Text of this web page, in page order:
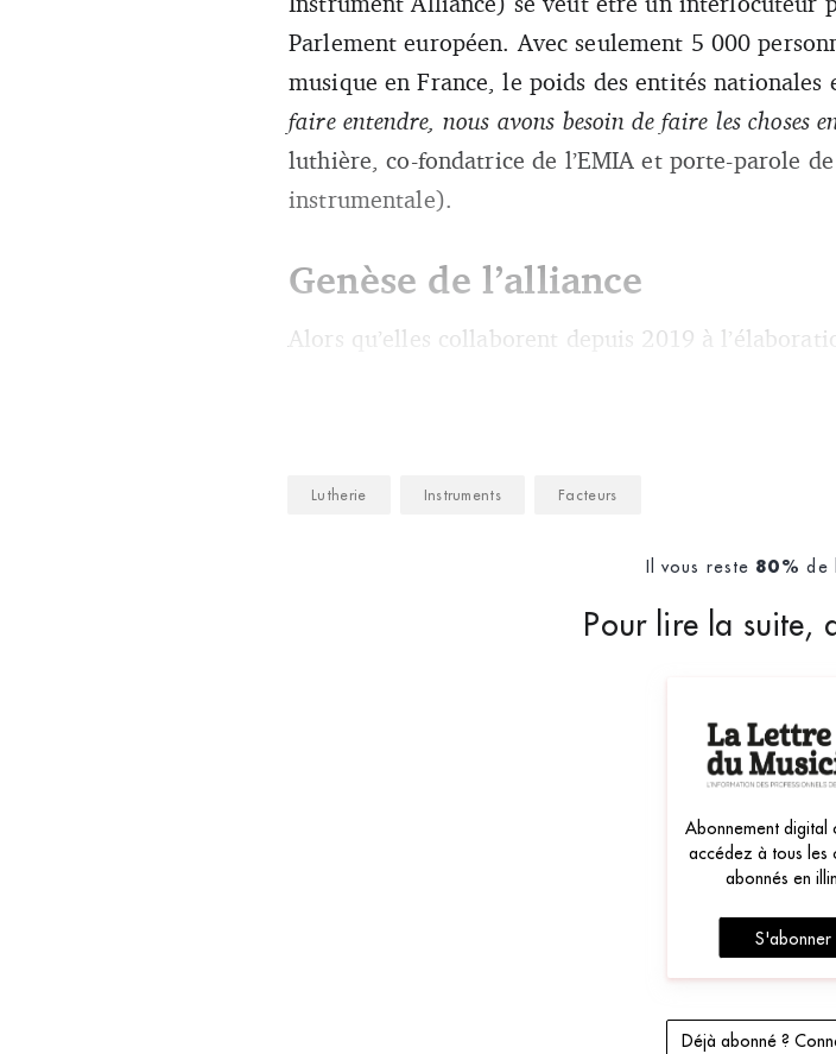
Parlement européen. Avec seulement 5 000
musique en France, le poids des entités
faire entendre, nous avons besoin de faire les choses
luthière, co-fondatrice de l’EMIA et porte-parole
instrumentale).
Genèse de l’alliance
Alors qu’elles collaborent depuis 2019 à
Lutherie Instruments Facteurs
Il vous reste 80% de
Pour lire la suite,
Abonnement digital
accédez à tous les
abonnés en
S'abonner
Déjà abonné ?